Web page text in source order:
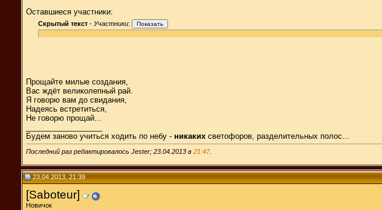
Оставшиеся участники:
Скрытый текст - Участники:
Прощайте милые создания,
Вас ждёт великолепный рай.
Я говорю вам до свидания,
Надеясь встретиться,
Не говорю прощай...
Будем заново учиться ходить по небу - никаких светофоров, разделительных полос...
Последний раз редактировалось Jester; 23.04.2013 в 21:47.
23.04.2013, 21:39
[Saboteur]
Новичок